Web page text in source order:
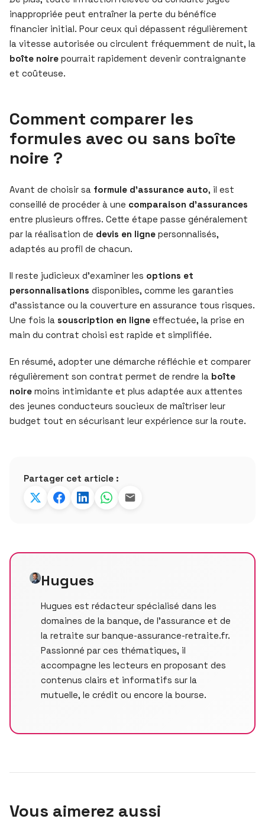
inappropriée peut entraîner la perte du bénéfice
financier initial. Pour ceux qui dépassent régulièrement
la vitesse autorisée ou circulent fréquemment de nuit, la
boîte noire pourrait rapidement devenir contraignante
et coûteuse.
Comment comparer les
formules avec ou sans boîte
noire ?
Avant de choisir sa formule d’assurance auto, il est
conseillé de procéder à une comparaison d’assurances
entre plusieurs offres. Cette étape passe généralement
par la réalisation de devis en ligne personnalisés,
adaptés au profil de chacun.
Il reste judicieux d’examiner les options et
personnalisations disponibles, comme les garanties
d’assistance ou la couverture en assurance tous risques.
Une fois la souscription en ligne effectuée, la prise en
main du contrat choisi est rapide et simplifiée.
En résumé, adopter une démarche réfléchie et comparer
régulièrement son contrat permet de rendre la boîte
noire moins intimidante et plus adaptée aux attentes
des jeunes conducteurs soucieux de maîtriser leur
budget tout en sécurisant leur expérience sur la route.
Partager cet article :
Hugues
Hugues est rédacteur spécialisé dans les
domaines de la banque, de l’assurance et de
la retraite sur banque-assurance-retraite.fr.
Passionné par ces thématiques, il
accompagne les lecteurs en proposant des
contenus clairs et informatifs sur la
mutuelle, le crédit ou encore la bourse.
Vous aimerez aussi